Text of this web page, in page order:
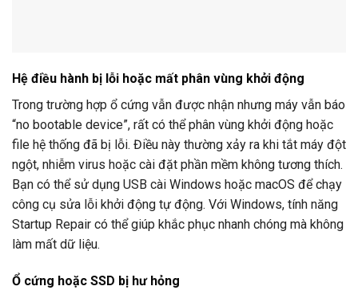
Hệ điều hành bị lỗi hoặc mất phân vùng khởi động
Trong trường hợp ổ cứng vẫn được nhận nhưng máy vẫn báo
“no bootable device”, rất có thể phân vùng khởi động hoặc
file hệ thống đã bị lỗi. Điều này thường xảy ra khi tắt máy đột
ngột, nhiễm virus hoặc cài đặt phần mềm không tương thích.
Bạn có thể sử dụng USB cài Windows hoặc macOS để chạy
công cụ sửa lỗi khởi động tự động. Với Windows, tính năng
Startup Repair có thể giúp khắc phục nhanh chóng mà không
làm mất dữ liệu.
Ổ cứng hoặc SSD bị hư hỏng